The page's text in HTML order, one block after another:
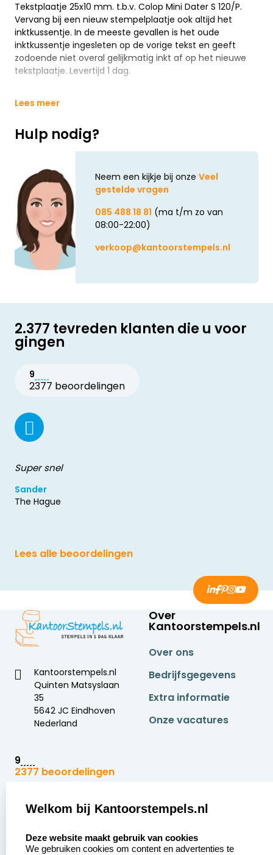
Tekstplaatje 25x10 mm. t.b.v. Colop Mini Dater S 120/P.
Vervang bij een nieuw stempelplaatje ook altijd het
inktkussentje. In de meeste gevallen is het oude
inktkussentje ingesleten op de vorige tekst en geeft
zodoende niet overal gelijkmatig inkt af op het nieuwe
tekstplaatje. Levertijd 1 dag.
Lees meer
Hulp nodig?
Neem een kijkje bij onze Veel
gestelde vragen
085 488 18 81 (ma t/m zo van
08:00-22:00)
verkoop@kantoorstempels.nl
2.377 tevreden klanten die u voor
gingen
9
2377 beoordelingen
Super snel
Sander
The Hague
Lees alle beoordelingen
Kantoorstempels.nl
Quinten Matsyslaan
35
5642 JC Eindhoven
Nederland
9
2377 beoordelingen
Over
Kantoorstempels.nl
Over ons
Bedrijfsgegevens
Extra informatie
Onze vacatures
Zakelijk:
Aanvraag op maat
Klantenservice:
Contact opnemen
Welkom bij Kantoorstempels.nl
Deze website maakt gebruik van cookies
We gebruiken cookies om content en advertenties te